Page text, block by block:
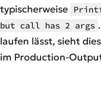
typischerweise
but call has 2 args
laufen lässt, sieht
im Production-